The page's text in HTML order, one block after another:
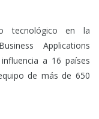
tecnológico en la
Applications
a 16 países
de más de 650